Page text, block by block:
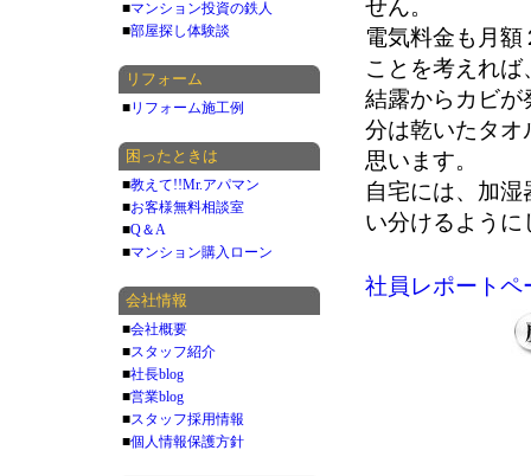
せん。
電気料金も月
ことを考えれ
結露からカビが
分は乾いたタオ
思います。
自宅には、加
い分けるように
社員レポートペ
■マンション投資の鉄人
■部屋探し体験談
リフォーム
■リフォーム施工例
困ったときは
■教えて!!Mr.アパマン
■お客様無料相談室
■Q＆A
■マンション購入ローン
会社情報
■会社概要
■スタッフ紹介
■社長blog
■営業blog
■スタッフ採用情報
■個人情報保護方針